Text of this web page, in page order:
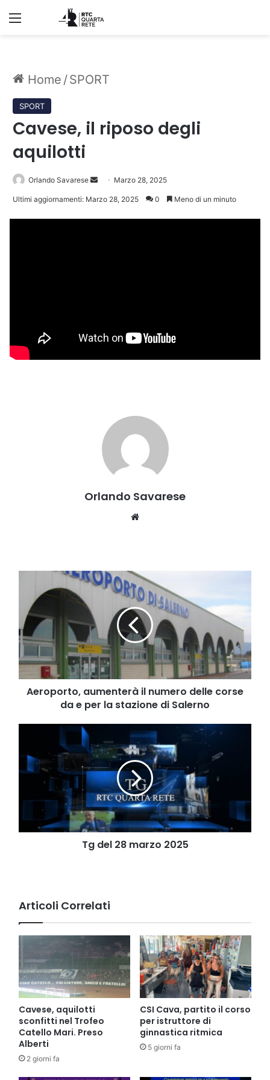
Menu
Home /SPORT
SPORT
Cavese, il riposo degli
aquilotti
Orlando Savarese
Invia Marzo 28, 2025
Ultimi aggiornamenti: Marzo 28, 2025 0 Meno di un minuto
Orlando Savarese
Aeroporto,
aumenterà
numero
delle
corse
da
e
per
la
stazione
Salerno
Aeroporto, aumenterà il numero delle corse
da e per la stazione di Salerno
28
marzo
2025
Tg del 28 marzo 2025
Articoli Correlati
Cavese, aquilotti
sconfitti nel Trofeo
Catello Mari. Preso
Alberti
2 giorni fa
CSI Cava, partito il corso
per istruttore di
ginnastica ritmica
5 giorni fa